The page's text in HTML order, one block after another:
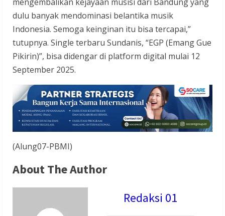
dulu banyak mendominasi belantika musik
Indonesia. Semoga keinginan itu bisa tercapai,”
tutupnya. Single terbaru Sundanis, “EGP (Emang Gue
Pikirin)”, bisa didengar di platform digital mulai 12
September 2025.
(Alung07-PBMI)
About The Author
Redaksi 01